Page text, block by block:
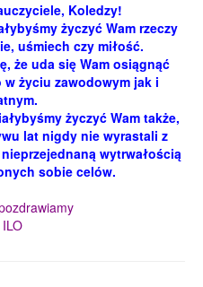
Koledzy!
życzyć Wam rzeczy
uśmiech czy miłość.
że uda się Wam osiągnąć
życiu zawodowym jak i
życzyć Wam także,
lat nigdy nie wyrastali z
wytrwałością
sobie celów.